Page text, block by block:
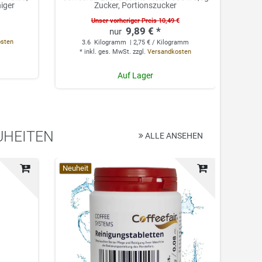
Zucker, Portionszucker
Unser vorheriger Preis 10,49 €
9,89 € *
3.6 Kilogramm
| 2,75 € / Kilogramm
* inkl. ges. MwSt. zzgl. Versandkosten
Auf Lager
Top-Artikel
ALLE ANSEHEN
Neuheit